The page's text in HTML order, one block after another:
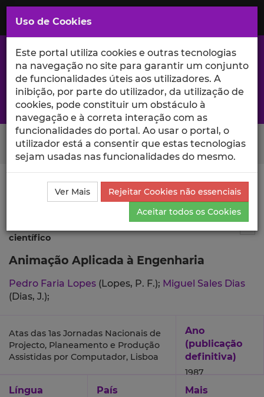
Saltar
para
Conteúdo
Principal
A excelência da investigação e ciência no Iscte
Search Button
Ciência_Iscte Publicações
Descrição Detalhada da
Publicação
científico
Animação Aplicada à Engenharia
Pedro Faria Lopes (Lopes, P. F.); Miguel Sales Dias
(Dias, J.);
Atas das 1as Jornadas Nacionais de
Projecto, Planeamento e Produção
Assistidas por Computador, Lisboa
Ano
(publicação
definitiva)
1987
Língua País
Mais
Uso de Cookies
Este portal utiliza cookies e outras tecnologias
na navegação no site para garantir um conjunto
de funcionalidades úteis aos utilizadores. A
inibição, por parte do utilizador, da utilização de
cookies, pode constituir um obstáculo à
navegação e à correta interação com as
funcionalidades do portal. Ao usar o portal, o
utilizador está a consentir que estas tecnologias
sejam usadas nas funcionalidades do mesmo.
Ver Mais
Rejeitar Cookies não essenciais
Aceitar todos os Cookies